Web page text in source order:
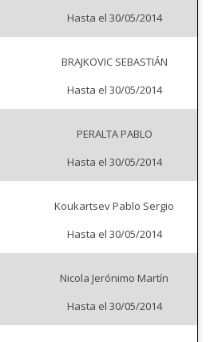
Hasta el 30/05/2014
BRAJKOVIC SEBASTIÁN
Hasta el 30/05/2014
PERALTA PABLO
Hasta el 30/05/2014
Koukartsev Pablo Sergio
Hasta el 30/05/2014
Nicola Jerónimo Martín
Hasta el 30/05/2014